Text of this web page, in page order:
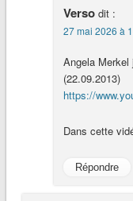
Verso dit :
27 mai 2026 à
Angela Merkel
(22.09.2013)
https://
Dans cette
Répondre